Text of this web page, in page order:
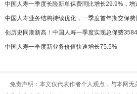
中国人寿一季度长险新单保费同比增长29.9%，
中国人寿业务结构持续优化，一季度首年期交保
创历史同期新高！中国人寿一季度实现总保费
中国人寿一季度新业务价值快速增长75.5%
免责声明：本文仅代表作者个人观点，与本网